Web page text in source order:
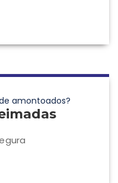
amontoados?